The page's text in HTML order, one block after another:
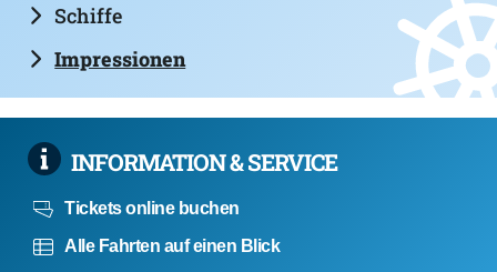
Schiffe
Impressionen
INFORMATION & SERVICE
Tickets online buchen
Alle Fahrten auf einen Blick